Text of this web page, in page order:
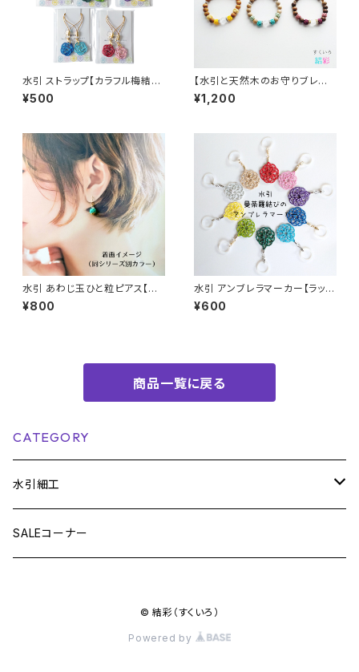
水引 ストラップ【カラフル梅結
び】2個入り 梅結び プチギフト
景品 和風小物 大量注文OK
¥500
【水引と天然木のお守りブレス
レット☆龍】数珠ブレスレット 厄
除け 縁起物 パワーストーン 男
¥1,200
水引 あわじ玉ひと粒ピアス【パ
ール色・７色】イヤリング、樹脂パ
ーツへの交換可（無料）
¥800
水引 アンブレラマーカー【ラッキ
ーカラー曼荼羅結び】チャーム
にもなる 縁起物 ペットボトル目
¥600
商品一覧に戻る
CATEGORY
水引細工
雑貨
SALEコーナー
© 結彩（すくいろ）
Powered by